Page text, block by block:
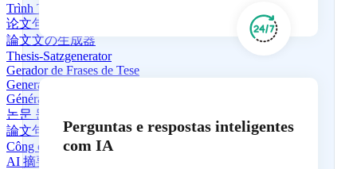
Trình Tạo Nội Dung Chuyên Nghiệp
论文句子生成器
論文文の生成器
Thesis-Satzgenerator
Gerador de Frases de Tese
Generador de Oraciones de Tesis
Générateur de phrases de thèse
논문 문장 생성기
論文句子生成器
Công cụ Tạo Câu Luận Văn
AI 摘要生成器
Perguntas e respostas inteligentes
com IA